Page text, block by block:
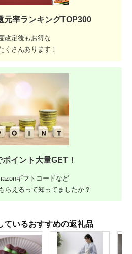
元率ランキングTOP300
改定後もお得な
くさんあります！
イント大量GET！
ギフトコードなど
らえるって知ってましたか？
ているおすすめの返礼品